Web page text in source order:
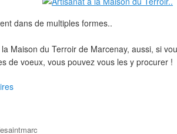
dans de multiples formes..
Maison du Terroir de Marcenay, aussi, si
de voeux, vous pouvez vous les y procurer !